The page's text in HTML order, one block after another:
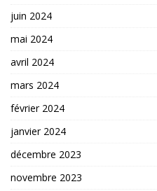
juin 2024
mai 2024
avril 2024
mars 2024
février 2024
janvier 2024
décembre 2023
novembre 2023